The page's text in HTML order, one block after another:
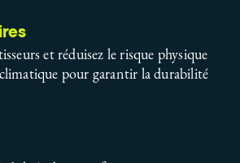
et réduisez le risque physique
pour garantir la durabilité